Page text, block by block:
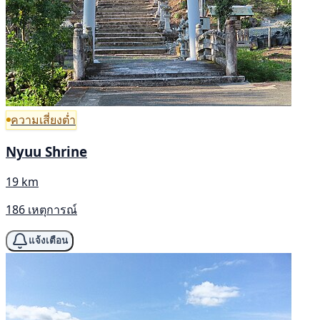
ความเสี่ยงต่ำ
Nyuu Shrine
19 km
186 เหตุการณ์
แจ้งเตือน